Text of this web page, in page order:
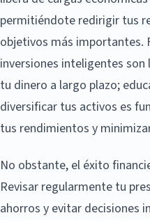
permitiéndote redirigir tus
objetivos más importantes.
inversiones inteligentes son
tu dinero a largo plazo;
diversificar tus activos es
tus rendimientos y
No obstante, el éxito
Revisar regularmente tu
ahorros y evitar decisiones